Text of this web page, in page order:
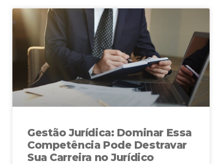
Gestão Jurídica: Dominar Essa
Competência Pode Destravar
Sua Carreira no Jurídico